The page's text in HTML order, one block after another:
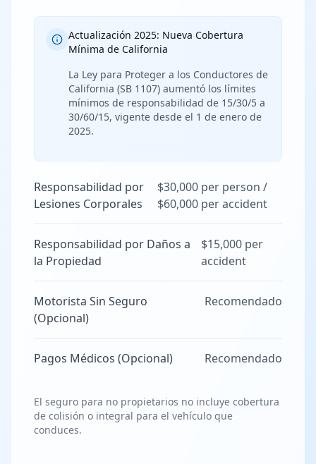
Actualización 2025: Nueva Cobertura
Mínima de California
La Ley para Proteger a los Conductores de
California (SB 1107) aumentó los límites
mínimos de responsabilidad de 15/30/5 a
30/60/15, vigente desde el 1 de enero de
2025.
Responsabilidad por
Lesiones Corporales
$30,000 per person /
$60,000 per accident
Responsabilidad por Daños a
la Propiedad
$15,000 per
accident
Motorista Sin Seguro
(Opcional)
Recomendado
Pagos Médicos (Opcional) Recomendado
El seguro para no propietarios no incluye cobertura
de colisión o integral para el vehículo que
conduces.